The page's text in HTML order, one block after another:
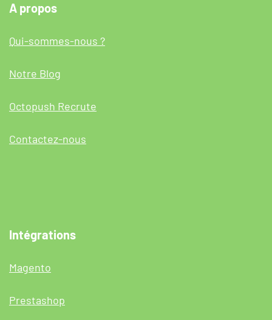
A propos
Qui-sommes-nous ?
Notre Blog
Octopush Recrute
Contactez-nous
Intégrations
Magento
Prestashop